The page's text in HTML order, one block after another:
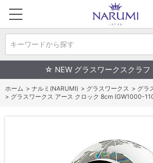
キーワードから探す
☆ NEW グラスワークスクラ
ホーム > ナルミ(NARUMI) > グラスワークス > グラ
> グラスワークス アース クロック 8cm (GW1000-